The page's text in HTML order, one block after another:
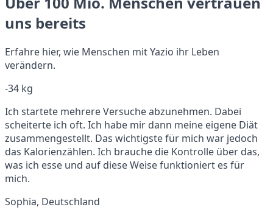
uns bereits
Erfahre hier, wie Menschen mit Yazio ihr Leben
verändern.
-34 kg
Ich startete mehrere Versuche abzunehmen. Dabei
scheiterte ich oft. Ich habe mir dann meine eigene Diät
zusammengestellt. Das wichtigste für mich war jedoch
das Kalorienzählen. Ich brauche die Kontrolle über das,
was ich esse und auf diese Weise funktioniert es für
mich.
Sophia, Deutschland